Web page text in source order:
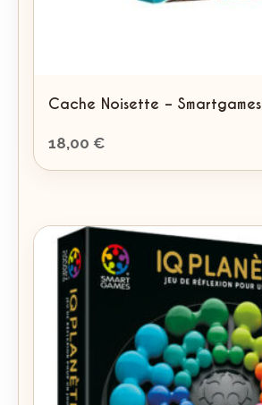
Cache Noisette – Smartgames
18,00 €